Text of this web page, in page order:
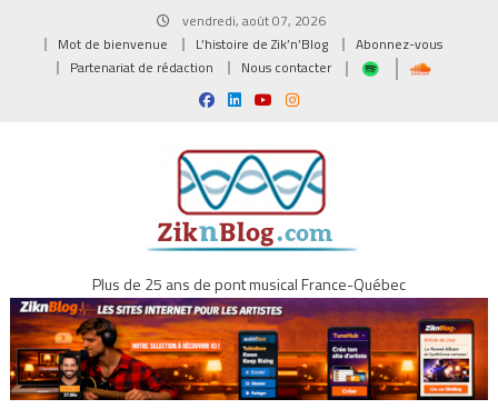
vendredi, août 07, 2026
Mot de bienvenue
L’histoire de Zik’n’Blog
Abonnez-vous
Partenariat de rédaction
Nous contacter
Plus de 25 ans de pont musical France-Québec